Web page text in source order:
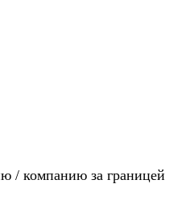
/ компанию за границей